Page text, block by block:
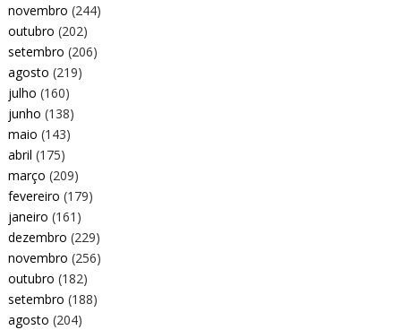
novembro (244)
outubro (202)
setembro (206)
agosto (219)
julho (160)
junho (138)
maio (143)
abril (175)
março (209)
fevereiro (179)
janeiro (161)
dezembro (229)
novembro (256)
outubro (182)
setembro (188)
agosto (204)